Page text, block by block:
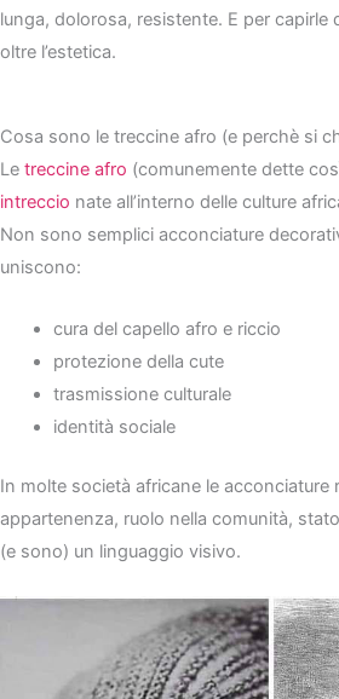
lunga, dolorosa, resistente. E per capirle
oltre l’estetica.
Cosa sono le treccine afro (e perchè si
Le treccine afro (comunemente dette
intreccio nate all’interno delle culture
Non sono semplici acconciature
uniscono:
cura del capello afro e riccio
protezione della cute
trasmissione culturale
identità sociale
In molte società africane le acconciature
appartenenza, ruolo nella comunità,
(e sono) un linguaggio visivo.